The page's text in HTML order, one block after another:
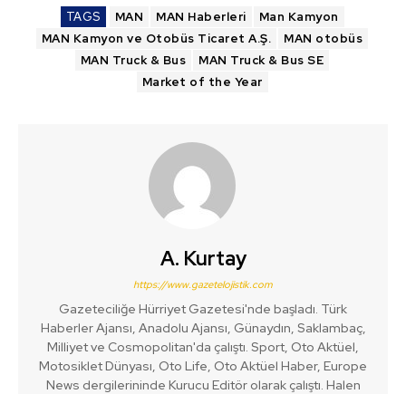
TAGS MAN MAN Haberleri
Man Kamyon
MAN Kamyon ve Otobüs Ticaret A.Ş.
MAN otobüs
MAN Truck & Bus
MAN Truck & Bus SE
Market of the Year
A. Kurtay
https://www.gazetelojistik.com
Gazeteciliğe Hürriyet Gazetesi'nde başladı. Türk
Haberler Ajansı, Anadolu Ajansı, Günaydın, Saklambaç,
Milliyet ve Cosmopolitan'da çalıştı. Sport, Oto Aktüel,
Motosiklet Dünyası, Oto Life, Oto Aktüel Haber, Europe
News dergilerininde Kurucu Editör olarak çalıştı. Halen